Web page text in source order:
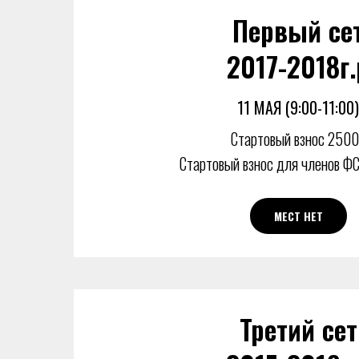
Первый
2017-
11 МАЯ (9:00-11:00)
Стартовый взнос
Стартовый взнос для членов
МЕСТ НЕТ
Третий сет